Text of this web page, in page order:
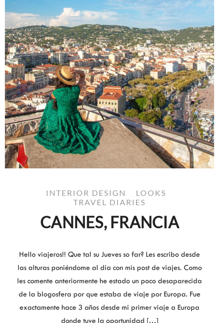
INTERIOR DESIGN
LOOKS
TRAVEL DIARIES
CANNES, FRANCIA
Hello viajeros!! Que tal su Jueves so far? Les escribo desde
las alturas poniéndome al día con mis post de viajes. Como
les comente anteriormente he estado un poco desaparecida
de la blogosfera por que estaba de viaje por Europa. Fue
exactamente hace 3 años desde mi primer viaje a Europa
donde tuve la oportunidad […]